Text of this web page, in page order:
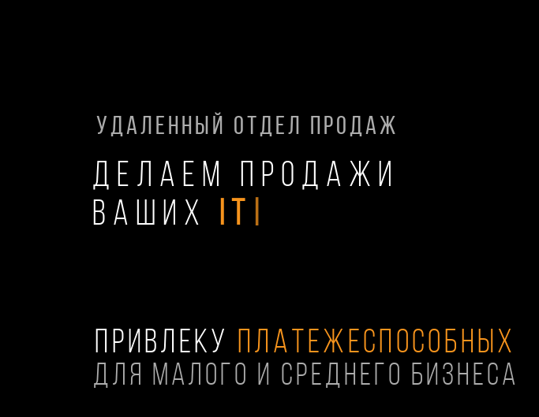
удаленный отдел Продаж
делаем продажи
ваших IT |
ПРИВЛЕКУ ПЛАТЕЖЕСПОСОБНЫХ
для малого и среднего бизнеса